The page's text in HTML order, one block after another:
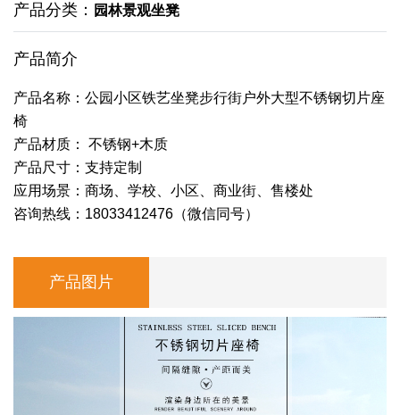
产品分类： 园林景观坐凳
产品简介
产品名称：公园小区铁艺坐凳步行街户外大型不锈钢切片座
椅
产品材质： 不锈钢+木质
产品尺寸：支持定制
应用场景：商场、学校、小区、商业街、售楼处
咨询热线：18033412476（微信同号）
产品图片